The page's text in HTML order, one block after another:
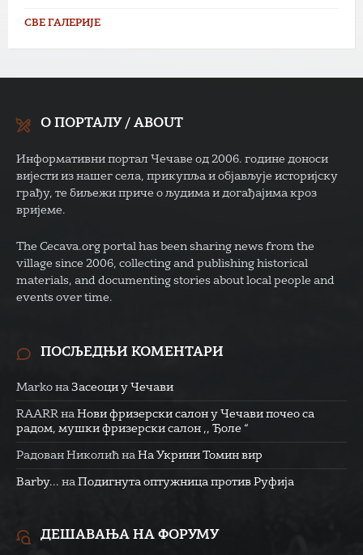
СВЕ ГАЛЕРИЈЕ
О ПОРТАЛУ / ABOUT
Информативни портал Чечаве од 2006. године доноси
вијести из нашег села, прикупља и објављује историјску
грађу, те биљежи приче о људима и догађајима кроз
вријеме.
The Cecava.org portal has been sharing news from the
village since 2006, collecting and publishing historical
materials, and documenting stories about local people and
events over time.
ПОСЉЕДЊИ КОМЕНТАРИ
Marko на Засеоци у Чечави
RAARR на Нови фризерски салон у Чечави почео са
радом, мушки фризерски салон ,, Ђоле “
Радован Николић на На Укрини Томин вир
Barby... на Подигнута оптужница против Руфија
ДЕШАВАЊА НА ФОРУМУ